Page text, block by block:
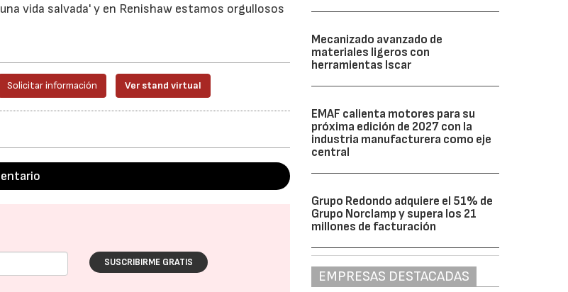
vida salvada' y en Renishaw estamos orgullosos
Solicitar información Ver stand virtual
SUSCRIBIRME GRATIS
Mecanizado avanzado de
materiales ligeros con
herramientas Iscar
EMAF calienta motores para su
próxima edición de 2027 con la
industria manufacturera como eje
central
Grupo Redondo adquiere el 51% de
Grupo Norclamp y supera los 21
millones de facturación
EMPRESAS DESTACADAS